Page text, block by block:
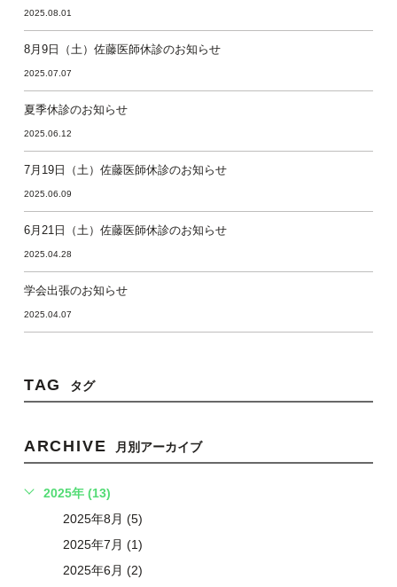
2025.08.01
8月9日（土）佐藤医師休診のお知らせ
2025.07.07
夏季休診のお知らせ
2025.06.12
7月19日（土）佐藤医師休診のお知らせ
2025.06.09
6月21日（土）佐藤医師休診のお知らせ
2025.04.28
学会出張のお知らせ
2025.04.07
TAG タグ
ARCHIVE 月別アーカイブ
2025年 (13)
2025年8月 (5)
2025年7月 (1)
2025年6月 (2)